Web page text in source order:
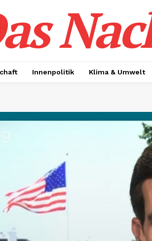
Innenpolitik Klima & Umwelt